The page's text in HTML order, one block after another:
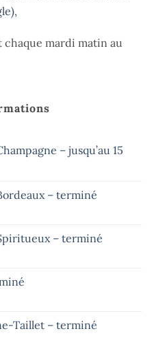
,
chaque mardi matin au
– jusqu’au 15
– terminé
– terminé
Taillet – terminé